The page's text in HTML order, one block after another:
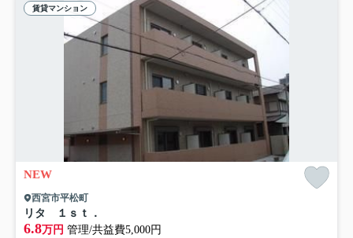
賃貸マンション
NEW
西宮市平松町
リタ １ｓｔ．
6.8万円 管理/共益費5,000円